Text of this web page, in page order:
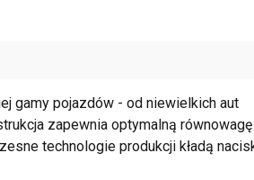
gamy pojazdów - od niewielkich aut
zapewnia optymalną równowagę
technologie produkcji kładą